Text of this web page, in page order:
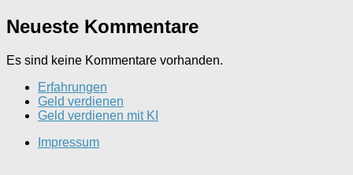
Neueste Kommentare
Es sind keine Kommentare vorhanden.
Erfahrungen
Geld verdienen
Geld verdienen mit KI
Impressum